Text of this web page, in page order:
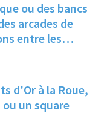
ou des bancs
arcades de
entre les
d'Or à la Roue,
un square